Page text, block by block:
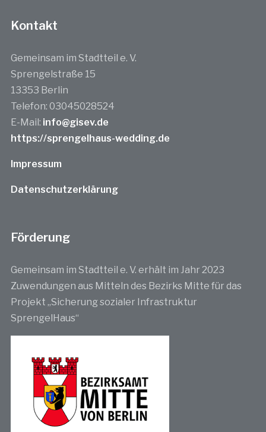
Kontakt
Gemeinsam im Stadtteil e. V.
Sprengelstraße 15
13353 Berlin
Telefon: 03045028524
E-Mail: info@gisev.de
https://sprengelhaus-wedding.de
Impressum
Datenschutzerklärung
Förderung
Gemeinsam im Stadtteil e. V. erhält im Jahr 2023
Zuwendungen aus Mitteln des Bezirks Mitte für das
Projekt „Sicherung sozialer Infrastruktur
SprengelHaus“